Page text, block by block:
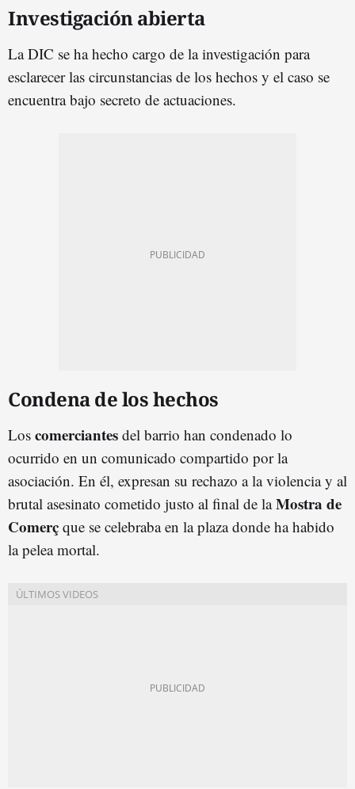
Investigación abierta
La DIC se ha hecho cargo de la investigación para
esclarecer las circunstancias de los hechos y el caso se
encuentra bajo secreto de actuaciones.
Condena de los hechos
Los comerciantes del barrio han condenado lo
ocurrido en un comunicado compartido por la
asociación. En él, expresan su rechazo a la violencia y al
brutal asesinato cometido justo al final de laMostra de
Comerç que se celebraba en la plaza donde ha habido
la pelea mortal.